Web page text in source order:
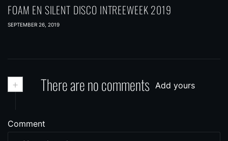
FOAM EN SILENT DISCO INTREEWEEK 2019
SEPTEMBER 26, 2019
+ There are no comments Add yours
Comment